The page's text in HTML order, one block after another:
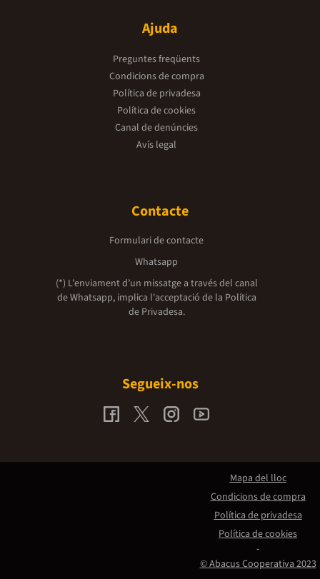
Ajuda
Preguntes freqüents
Condicions de compra
Política de privadesa
Política de cookies
Canal de denúncies
Avís legal
Contacte
Formulari de contacte
Whatsapp
(*) L'enviament d’un missatge a través del canal
de Whatsapp, implica l'acceptació de la Política
de Privadesa.
Segueix-nos
© Abacus Cooperativa 2023
Mapa del lloc
Condicions de compra
Política de privadesa
Política de cookies